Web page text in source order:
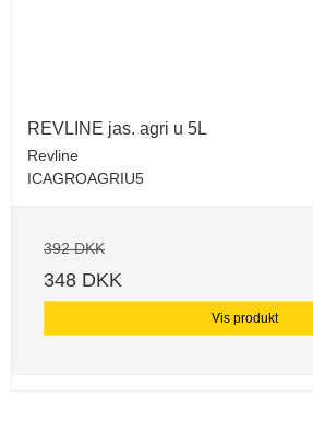
REVLINE jas. agri u 5L
Revline
ICAGROAGRIU5
392 DKK
348 DKK
Vis produkt